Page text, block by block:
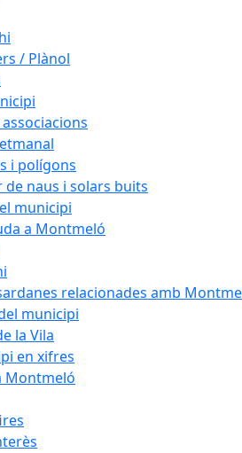
/ Plànol
i polígons
de naus i solars buits
municipi
a Montmeló
relacionades amb
municipi
la Vila
en xifres
Montmeló